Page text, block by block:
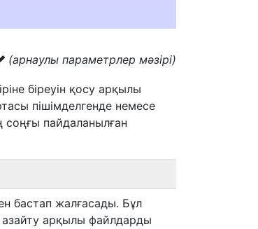
(арнаулы параметрлер мәзірі)
біреуін қосу арқылы
пішімделгенде немесе
соңғы пайдаланылған
бастап жалғасады. Бұл
арқылы файлдарды